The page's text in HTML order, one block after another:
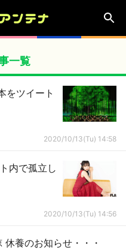
一覧
をツイート
2020/10/13(Tu) 14:58
内で孤立し
2020/10/13(Tu) 14:56
休養のお知らせ・・・